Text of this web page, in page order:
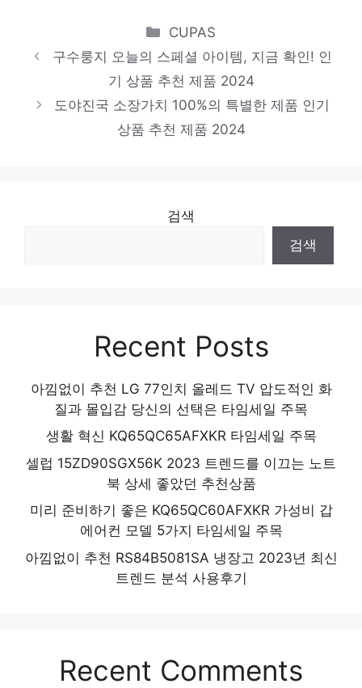
장순필육개장
새로운 시작, 새로운 아이템 인기 상품 추천
제품 2024
Categories
CUPAS
구수룽지 오늘의 스페셜 아이템, 지금 확인! 인
기 상품 추천 제품 2024
도야진국 소장가치 100%의 특별한 제품 인기
상품 추천 제품 2024
검색
검색
Recent Posts
아낌없이 추천 LG 77인치 올레드 TV 압도적인 화
질과 몰입감 당신의 선택은 타임세일 주목
생활 혁신 KQ65QC65AFXKR 타임세일 주목
셀럽 15ZD90SGX56K 2023 트렌드를 이끄는 노트
북 상세 좋았던 추천상품
미리 준비하기 좋은 KQ65QC60AFXKR 가성비 갑
에어컨 모델 5가지 타임세일 주목
아낌없이 추천 RS84B5081SA 냉장고 2023년 최신
트렌드 분석 사용후기
Recent Comments